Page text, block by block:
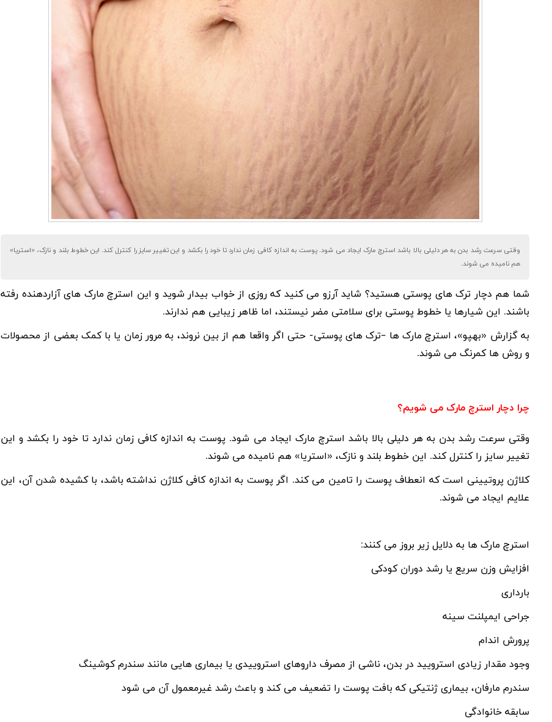
وقتی سرعت رشد بدن به هر دلیلی بالا باشد استرچ مارک ایجاد می شود. پوست به اندازه کافی زمان ندارد تا خود را بکشد و این تغییر سایز را کنترل کند. این خطوط بلند و نازک، «استریا»
هم نامیده می شوند.
شما هم دچار ترک های پوستی هستید؟ شاید آرزو می کنید که روزی از خواب بیدار شوید و این استرچ مارک های آزاردهنده رفته
باشند. این شیارها یا خطوط پوستی برای سلامتی مضر نیستند، اما ظاهر زیبایی هم ندارند.
به گزارش «بهپو»، استرچ مارک ها –ترک های پوستی- حتی اگر واقعا هم از بین نروند، به مرور زمان یا با کمک بعضی از محصولات
و روش ها کمرنگ می شوند.
چرا دچار استرچ مارک می شویم؟
وقتی سرعت رشد بدن به هر دلیلی بالا باشد استرچ مارک ایجاد می شود. پوست به اندازه کافی زمان ندارد تا خود را بکشد و این
تغییر سایز را کنترل کند. این خطوط بلند و نازک، «استریا» هم نامیده می شوند.
کلاژن پروتیینی است که انعطاف پوست را تامین می کند. اگر پوست به اندازه کافی کلاژن نداشته باشد، با کشیده شدن آن، این
علایم ایجاد می شوند.
استرچ مارک ها به دلایل زیر بروز می کنند:
افزایش وزن سریع یا رشد دوران کودکی
بارداری
جراحی ایمپلنت سینه
پرورش اندام
وجود مقدار زیادی استرویید در بدن، ناشی از مصرف داروهای استروییدی یا بیماری هایی مانند سندرم کوشینگ
سندرم مارفان، بیماری ژنتیکی که بافت پوست را تضعیف می کند و باعث رشد غیرمعمول آن می شود
سابقه خانوادگی